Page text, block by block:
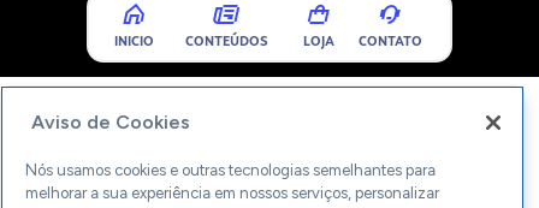
INICIO CONTEÚDOS LOJA CONTATO
Aviso de Cookies
Nós usamos cookies e outras tecnologias semelhantes para
melhorar a sua experiência em nossos serviços, personalizar